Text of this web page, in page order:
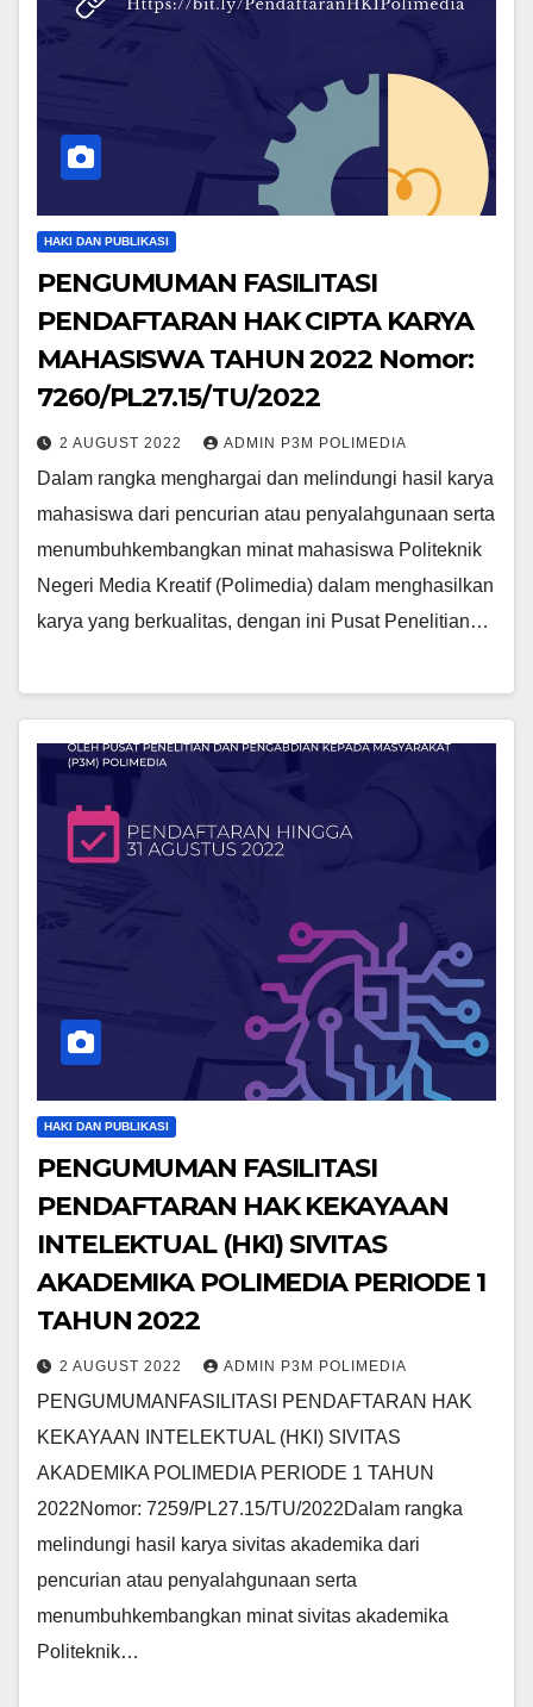
HAKI DAN PUBLIKASI
PENGUMUMAN FASILITASI
PENDAFTARAN HAK CIPTA KARYA
MAHASISWA TAHUN 2022 Nomor:
7260/PL27.15/TU/2022
2 AUGUST 2022 ADMIN P3M POLIMEDIA
Dalam rangka menghargai dan melindungi hasil karya
mahasiswa dari pencurian atau penyalahgunaan serta
menumbuhkembangkan minat mahasiswa Politeknik
Negeri Media Kreatif (Polimedia) dalam menghasilkan
karya yang berkualitas, dengan ini Pusat Penelitian…
HAKI DAN PUBLIKASI
PENGUMUMAN FASILITASI
PENDAFTARAN HAK KEKAYAAN
INTELEKTUAL (HKI) SIVITAS
AKADEMIKA POLIMEDIA PERIODE 1
TAHUN 2022
2 AUGUST 2022 ADMIN P3M POLIMEDIA
PENGUMUMANFASILITASI PENDAFTARAN HAK
KEKAYAAN INTELEKTUAL (HKI) SIVITAS
AKADEMIKA POLIMEDIA PERIODE 1 TAHUN
2022Nomor: 7259/PL27.15/TU/2022Dalam rangka
melindungi hasil karya sivitas akademika dari
pencurian atau penyalahgunaan serta
menumbuhkembangkan minat sivitas akademika
Politeknik…